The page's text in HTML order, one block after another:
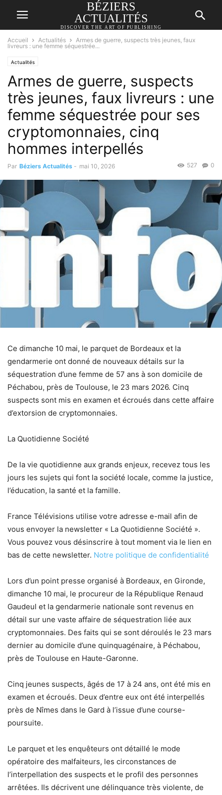
BÉZIERS
ACTUALITÉS
DISCOVER THE ART OF PUBLISHING
Accueil Actualités
Armes de guerre, suspects très jeunes, faux
livreurs : une femme séquestrée...
Actualités
Armes de guerre, suspects
très jeunes, faux livreurs : une
femme séquestrée pour ses
cryptomonnaies, cinq
hommes interpellés
Par Béziers Actualités - mai 10, 2026 0
527
Ce dimanche 10 mai, le parquet de Bordeaux et la
gendarmerie ont donné de nouveaux détails sur la
séquestration d’une femme de 57 ans à son domicile de
Péchabou, près de Toulouse, le 23 mars 2026. Cinq
suspects sont mis en examen et écroués dans cette affaire
d’extorsion de cryptomonnaies.
La Quotidienne Société
De la vie quotidienne aux grands enjeux, recevez tous les
jours les sujets qui font la société locale, comme la justice,
l’éducation, la santé et la famille.
France Télévisions utilise votre adresse e-mail afin de
vous envoyer la newsletter « La Quotidienne Société ».
Vous pouvez vous désinscrire à tout moment via le lien en
bas de cette newsletter. Notre politique de confidentialité
Lors d’un point presse organisé à Bordeaux, en Gironde,
dimanche 10 mai, le procureur de la République Renaud
Gaudeul et la gendarmerie nationale sont revenus en
détail sur une vaste affaire de séquestration liée aux
cryptomonnaies. Des faits qui se sont déroulés le 23 mars
dernier au domicile d’une quinquagénaire, à Péchabou,
près de Toulouse en Haute-Garonne.
Cinq jeunes suspects, âgés de 17 à 24 ans, ont été mis en
examen et écroués. Deux d’entre eux ont été interpellés
près de Nîmes dans le Gard à l’issue d’une course-
poursuite.
Le parquet et les enquêteurs ont détaillé le mode
opératoire des malfaiteurs, les circonstances de
l’interpellation des suspects et le profil des personnes
arrêtées. Ils décrivent une délinquance très violente, de